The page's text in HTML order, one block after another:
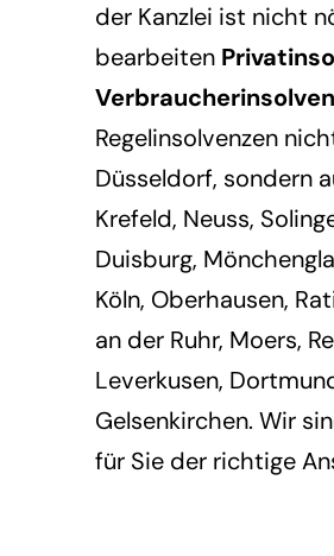
der Kanzlei ist nicht
bearbeiten
Regelinsolvenzen
Düsseldorf, sondern
Krefeld, Neuss,
Duisburg,
Köln, Oberhausen,
an der Ruhr, Moers,
Leverkusen,
Gelsenkirchen. Wir
für Sie der richtige